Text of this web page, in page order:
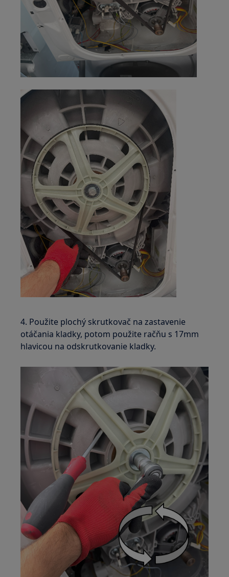
4. Použite plochý skrutkovač na zastavenie
otáčania kladky, potom použite račňu s 17mm
hlavicou na odskrutkovanie kladky.